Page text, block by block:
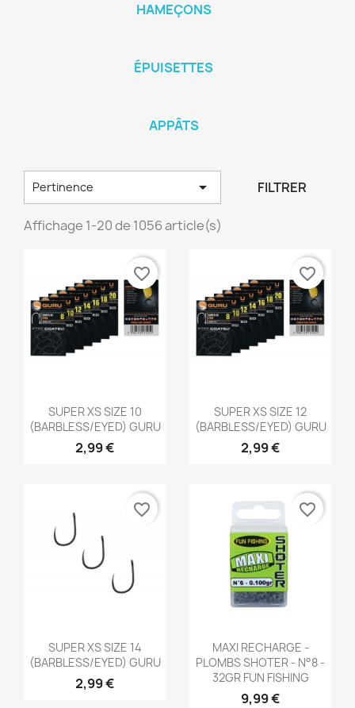
HAMEÇONS
ÉPUISETTES
APPÂTS
Pertinence  FILTRER
Affichage 1-20 de 1056 article(s)
 Aperçu rapide
SUPER XS SIZE 10
(BARBLESS/EYED) GURU
2,99 €
favorite_border
 Aperçu rapide
SUPER XS SIZE 12
(BARBLESS/EYED) GURU
2,99 €
favorite_border
 Aperçu rapide
SUPER XS SIZE 14
(BARBLESS/EYED) GURU
2,99 €
favorite_border
Aperçu rapide
MAXI RECHARGE -
PLOMBS SHOTER - N°8 -
32GR FUN FISHING
9,99 €
favorite_border